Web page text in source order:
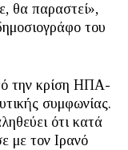
θα παραστεί»,
του
την κρίση ΗΠΑ-
συμφωνίας.
ότι κατά
με τον Ιρανό